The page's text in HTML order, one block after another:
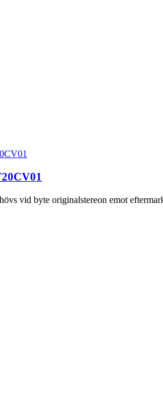
vid byte originalstereon emot